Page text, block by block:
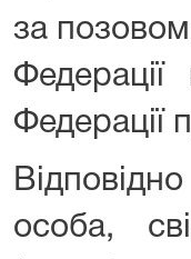
за
Федерації
Федерації
особа,